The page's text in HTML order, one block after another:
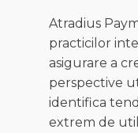
Atradius
practicilor
asigurare a
perspective
identifica
extrem de